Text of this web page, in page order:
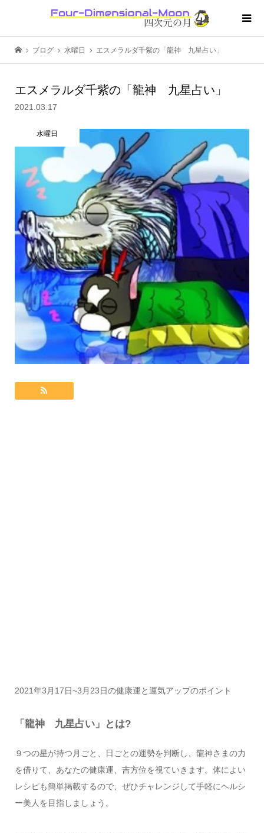
ブログ 水曜日 エスメラルダ千紫の「龍神 九星占い」
エスメラルダ千紫の「龍神 九星占い」
2021.03.17
水曜日
2021年3月17日~3月23日の健康運と運気アップのポイント
「龍神 九星占い」とは?
９つの星が持つ月ごと、日ごとの運勢を判断し、龍神さまの力
を借りて、あなたの健康運、吉方位を視ていきます。体によい
レシピも簡単掲載するので、ぜひチャレンジして手軽にヘルシ
ー美人を目指しましょう。